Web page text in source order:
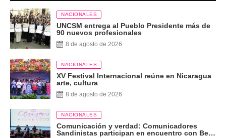
NACIONALES
UNCSM entrega al Pueblo Presidente más de
90 nuevos profesionales
8 de agosto de 2026
NACIONALES
XV Festival Internacional reúne en Nicaragua
arte, cultura
8 de agosto de 2026
NACIONALES
Comunicación y verdad: Comunicadores
Sandinistas participan en encuentro con Ben